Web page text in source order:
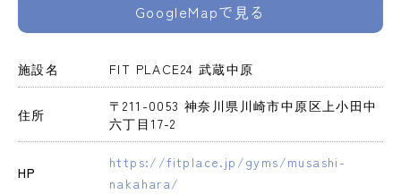
GoogleMapで見る
施設名 FIT PLACE24 武蔵中原
住所
〒211-0053 神奈川県川崎市中原区上小田中
六丁目17-2
HP
https://fitplace.jp/gyms/musashi-
nakahara/